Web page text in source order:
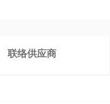
联络供应商